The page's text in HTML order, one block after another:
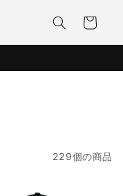
ー
229個の商品